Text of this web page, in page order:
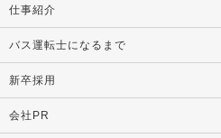
仕事紹介
バス運転士になるまで
新卒採用
会社PR